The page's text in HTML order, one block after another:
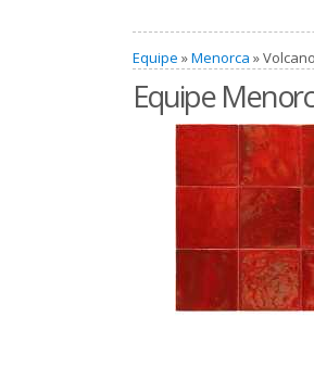
Equipe »Menorca » Volcano
Equipe